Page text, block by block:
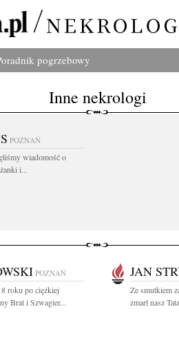
pogrzebowy
Inne nekrologi
POZNAŃ
wiadomość o
i...
POZNAŃ
roku po ciężkiej
Brat i Szwagier...
JAN
Ze smutkiem
zmarł nasz